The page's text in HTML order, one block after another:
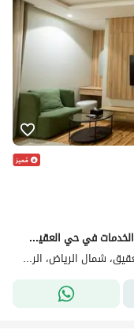
استديو فاخر مع بلكونة للإيجار أثاث جديد شامل الخدمات في حي العقيق بالرياض
شارع الامير محمد ابن سعد ابن عبدالعزيز، حي العقيق، شمال الرياض، الرياض